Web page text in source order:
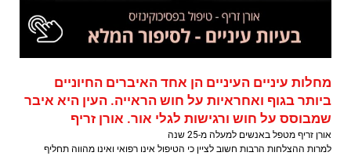
מחלות עיניים העיניים הן אחד האיברים החיוניים
ביותר בגוף ואחראיות על חוש הראייה. העין היא איבר
שמבוסס על חוש ורגישות לגלי אור. אורן זריף
אורן זריף מטפל באנשים למעלה מ-25 שנה
למרות ההצלחות הרבות חשוב לציין כי הטיפול אינו רפואי ואינו מהווה תחליף